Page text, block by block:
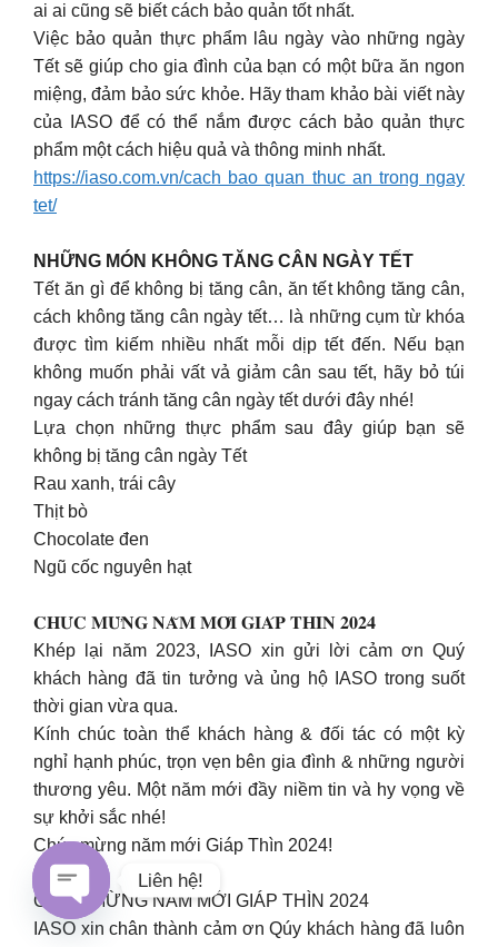
ai ai cũng sẽ biết cách bảo quản tốt nhất.
Việc bảo quản thực phẩm lâu ngày vào những ngày
Tết sẽ giúp cho gia đình của bạn có một bữa ăn ngon
miệng, đảm bảo sức khỏe. Hãy tham khảo bài viết này
của IASO để có thể nắm được cách bảo quản thực
phẩm một cách hiệu quả và thông minh nhất.
https://iaso.com.vn/cach bao quan thuc an trong ngay
tet/
NHỮNG MÓN KHÔNG TĂNG CÂN NGÀY TẾT
Tết ăn gì để không bị tăng cân, ăn tết không tăng cân,
cách không tăng cân ngày tết… là những cụm từ khóa
được tìm kiếm nhiều nhất mỗi dịp tết đến. Nếu bạn
không muốn phải vất vả giảm cân sau tết, hãy bỏ túi
ngay cách tránh tăng cân ngày tết dưới đây nhé!
Lựa chọn những thực phẩm sau đây giúp bạn sẽ
không bị tăng cân ngày Tết
Rau xanh, trái cây
Thịt bò
Chocolate đen
Ngũ cốc nguyên hạt
𝐂𝐇𝐔́𝐂 𝐌𝐔̛̀𝐍𝐆 𝐍𝐀̆𝐌 𝐌𝐎̛́𝐈 𝐆𝐈𝐀́𝐏 𝐓𝐇𝐈̀𝐍 𝟐𝟎𝟐𝟒
Khép lại năm 2023, IASO xin gửi lời cảm ơn Quý
khách hàng đã tin tưởng và ủng hộ IASO trong suốt
thời gian vừa qua.
Kính chúc toàn thể khách hàng & đối tác có một kỳ
nghỉ hạnh phúc, trọn vẹn bên gia đình & những người
thương yêu. Một năm mới đầy niềm tin và hy vọng về
sự khởi sắc nhé!
Chúc mừng năm mới Giáp Thìn 2024!
CHÚC MỪNG NĂM MỚI GIÁP THÌN 2024
IASO xin chân thành cảm ơn Qúy khách hàng đã luôn
Liên hệ!
Open